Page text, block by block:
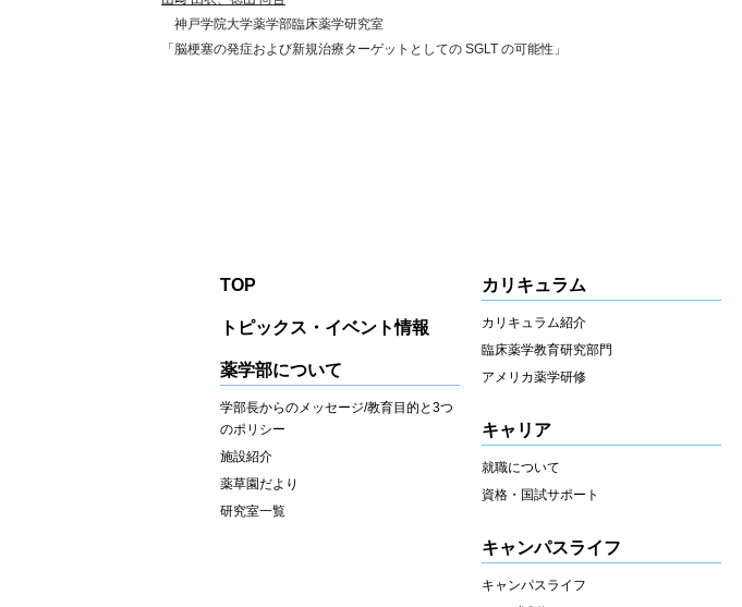
神戸学院大学薬学部臨床薬学研究室
「脳梗塞の発症および新規治療ターゲットとしての SGLT の可能性」
TOP
トピックス・イベント情報
薬学部について
学部長からのメッセージ/教育目的と3つ
のポリシー
施設紹介
薬草園だより
研究室一覧
カリキュラム
カリキュラム紹介
臨床薬学教育研究部門
アメリカ薬学研修
キャリア
就職について
資格・国試サポート
キャンパスライフ
キャンパスライフ